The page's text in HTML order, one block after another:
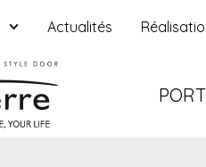
Actualités